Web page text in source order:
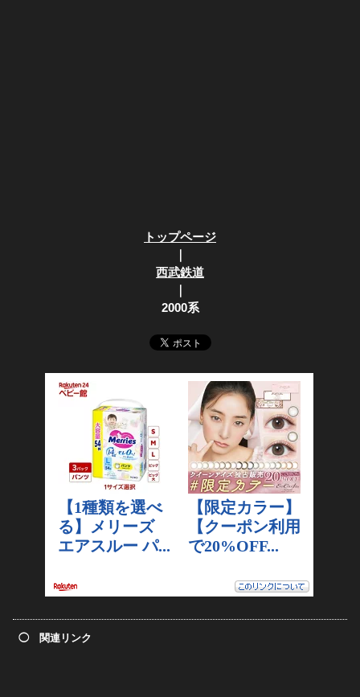
トップページ
｜
西武鉄道
｜
2000系
◯ 関連リンク